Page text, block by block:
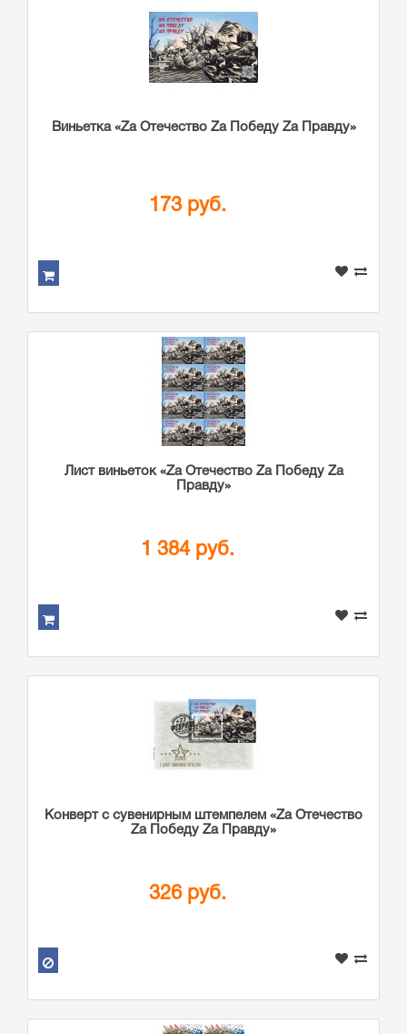
Виньетка «Zа Отечество Zа Победу Zа Правду»
173 руб.
Лист виньеток «Zа Отечество Zа Победу Zа
Правду»
1 384 руб.
Конверт с сувенирным штемпелем «Zа Отечество
Zа Победу Zа Правду»
326 руб.